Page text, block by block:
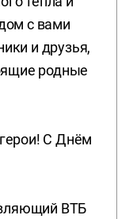
с вами
и друзья,
родные
С Днём
ВТБ